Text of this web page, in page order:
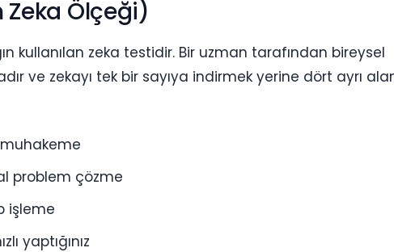
Zeka Ölçeği)
kullanılan zeka testidir. Bir uzman tarafından bireysel
ve zekayı tek bir sayıya indirmek yerine dört ayrı
problem çözme
işleme
yaptığınız